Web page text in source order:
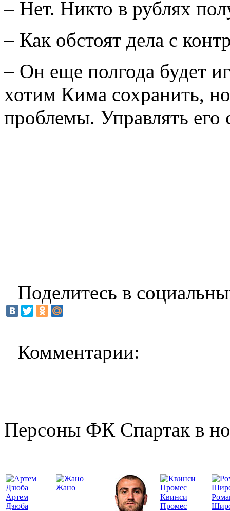
– Нет. Никто в рублях
– Как обстоят дела с
– Он еще полгода будет
хотим Кима сохранить,
проблемы. Управлять его
Поделитесь в
Комментарии:
Персоны ФК Спартак в
Артем
Дзюба
Жано
Квинси
Промес